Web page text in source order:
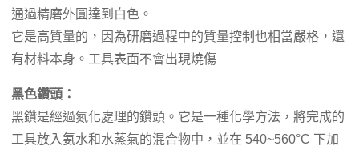
通過精磨外圓達到白色。
它是高質量的，因為研磨過程中的質量控制也相當嚴格，還
有材料本身。工具表面不會出現燒傷.
黑色鑽頭：
黑鑽是經過氮化處理的鑽頭。它是一種化學方法，將完成的
工具放入氨水和水蒸氣的混合物中，並在 540~560°C 下加